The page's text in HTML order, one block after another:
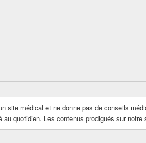
site médical et ne donne pas de conseils
au quotidien. Les contenus prodigués sur